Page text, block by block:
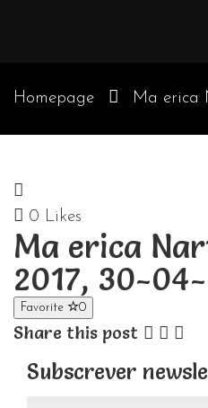
Homepage Ma erica
0 Likes
Ma erica
2017, 30-
Favorite 0
Share this post
Subscrever